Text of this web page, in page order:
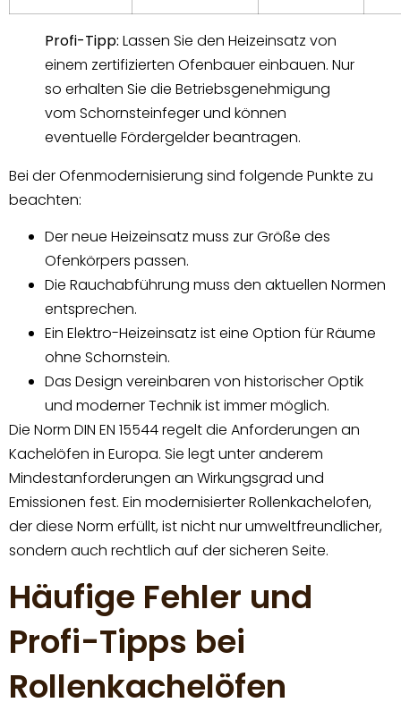
Profi-Tipp: Lassen Sie den Heizeinsatz von
einem zertifizierten Ofenbauer einbauen. Nur
so erhalten Sie die Betriebsgenehmigung
vom Schornsteinfeger und können
eventuelle Fördergelder beantragen.
Bei der Ofenmodernisierung sind folgende Punkte zu
beachten:
Der neue Heizeinsatz muss zur Größe des
Ofenkörpers passen.
Die Rauchabführung muss den aktuellen Normen
entsprechen.
Ein Elektro-Heizeinsatz ist eine Option für Räume
ohne Schornstein.
Das Design vereinbaren von historischer Optik
und moderner Technik ist immer möglich.
Die Norm DIN EN 15544 regelt die Anforderungen an
Kachelöfen in Europa. Sie legt unter anderem
Mindestanforderungen an Wirkungsgrad und
Emissionen fest. Ein modernisierter Rollenkachelofen,
der diese Norm erfüllt, ist nicht nur umweltfreundlicher,
sondern auch rechtlich auf der sicheren Seite.
Häufige Fehler und
Profi-Tipps bei
Rollenkachelöfen